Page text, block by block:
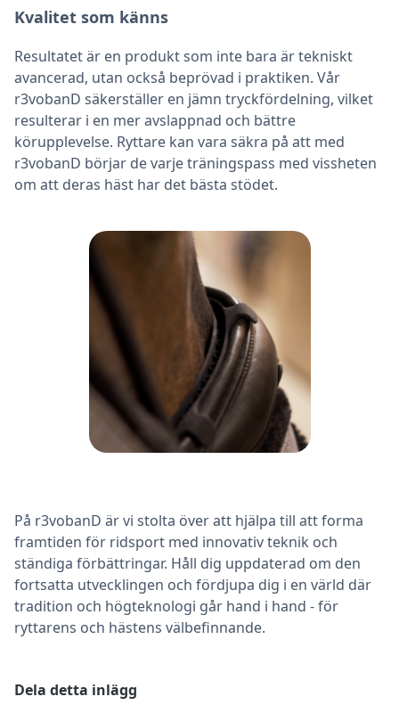
Kvalitet som känns
Resultatet är en produkt som inte bara är tekniskt
avancerad, utan också beprövad i praktiken. Vår
r3vobanD säkerställer en jämn tryckfördelning, vilket
resulterar i en mer avslappnad och bättre
körupplevelse. Ryttare kan vara säkra på att med
r3vobanD börjar de varje träningspass med vissheten
om att deras häst har det bästa stödet.
På r3vobanD är vi stolta över att hjälpa till att forma
framtiden för ridsport med innovativ teknik och
ständiga förbättringar. Håll dig uppdaterad om den
fortsatta utvecklingen och fördjupa dig i en värld där
tradition och högteknologi går hand i hand - för
ryttarens och hästens välbefinnande.
Dela detta inlägg